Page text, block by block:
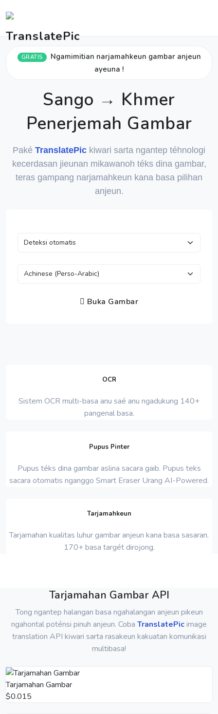
GRATIS
Ngamimitian narjamahkeun gambar anjeun
ayeuna !
Sango → Khmer
Penerjemah Gambar
Paké TranslatePic kiwari sarta ngantep téhnologi
kecerdasan jieunan mikawanoh téks dina gambar,
teras gampang narjamahkeun kana basa pilihan
anjeun.
Buka Gambar
OCR
Sistem OCR multi-basa anu saé anu ngadukung 140+
pangenal basa.
Pupus Pinter
Pupus téks dina gambar aslina sacara gaib. Pupus teks
sacara otomatis nganggo Smart Eraser Urang AI-Powered.
Tarjamahkeun
Tarjamahan kualitas luhur gambar anjeun kana basa sasaran.
170+ basa targét dirojong.
Tarjamahan Gambar API
Tong ngantep halangan basa ngahalangan anjeun pikeun
ngahontal poténsi pinuh anjeun. Coba TranslatePicimage
translation API kiwari sarta rasakeun kakuatan komunikasi
multibasa!
Tarjamahan Gambar
$0.015